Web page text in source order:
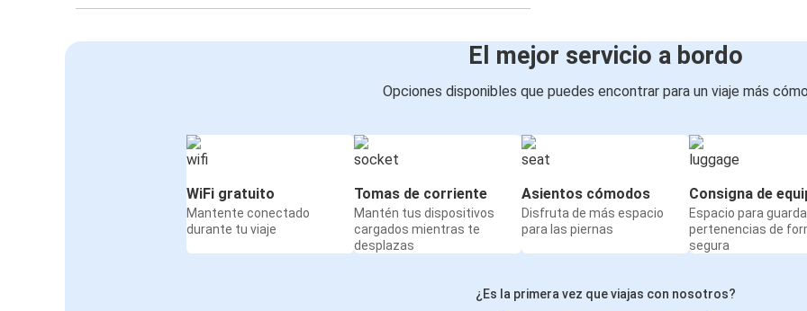
El mejor servicio a bordo
Opciones disponibles que puedes encontrar para un viaje más
WiFi gratuito
Mantente conectado
durante tu viaje
Tomas de corriente
Mantén tus dispositivos
cargados mientras te
desplazas
Asientos cómodos
Disfruta de más espacio
para las piernas
Consigna de
Espacio para
pertenencias de
segura
¿Es la primera vez que viajas con nosotros?